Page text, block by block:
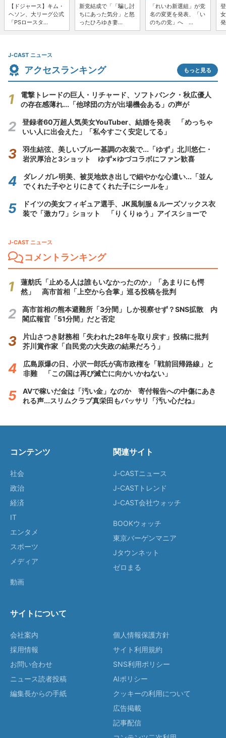
【ドジャース】キム・
ヘソン、大リーグ公式
「PSロースタ...
新党結成で「「騙し討
ちにあった気分」と怒
ったひろゆき妻...
「れいわ新選組」が党
名の変更を発表、「い
のちの党」へ ...
J-CAST ニュース
アクセスランキング もっと見る
電撃トレードの巨人・リチャード、ソフトバンク・秋広優人
の存在感薄れ...「他球団の方が出場機会ある」の声が
登録者60万超人気美女YouTuber、結婚を発表 「めっちゃ
いい人に出会えた」「私今すごく安定してる」
羽生結弦、美しいブルー基調の衣装で...「ゆず」北川悠仁・
岩沢厚治と3ショット ゆず×ゆづコラボにファン歓喜
ダレノガレ明美、被災地炊き出しで細やかな心遣い...「並ん
でくれた子やとりにきてくれた子にシールを」
ドイツの美女フィギュア選手、JK風制服＆ルーズソックス衣
装で「激カワ」ショット 「りくりゅう」アイスショーで
J-CAST ニュース
コメントランキング
蓮舫氏「止める人は誰もいなかったのか」「あまりにも愕
然」 高市首相「上空から合掌」巡る投稿を批判
高市首相の熊本避難所「3分間」しか視察せず？SNS拡散 内
閣広報官「51分間」だと否定
片山さつき財務相「失われた28年を取り戻す」投稿に批判
芥川賞作家「自民党の大失政の結果だろう」
広島原爆の日、小沢一郎氏が高市政権を「戦前回帰路線」と
非難 「この国は再び滅亡に向かいかねない」
AVで稼いだ金は「汚い金」なのか 寄付報告への中傷にあき
れる声...スリムクラブ真栄田もバッサリ「汚い心だね」
コンテンツ
社会
政治
経済
IT
エンタメ
スポーツ
メディア
動画
関連サイト
J-CASTニュース
J-CASTトレンド
J-CAST会社ウォッチ
BOOKウォッチ
東京バーゲンマニア
Jタウンネット
ゼロまる
サイトについて
会社案内
採用情報
お問い合わせ
ニュース読者投稿
編集長からの手紙
個人情報保護方針
サイト利用規約
SNS利用ポリシー
AIポリシー
クッキーの利用について
広告掲載
記事配信